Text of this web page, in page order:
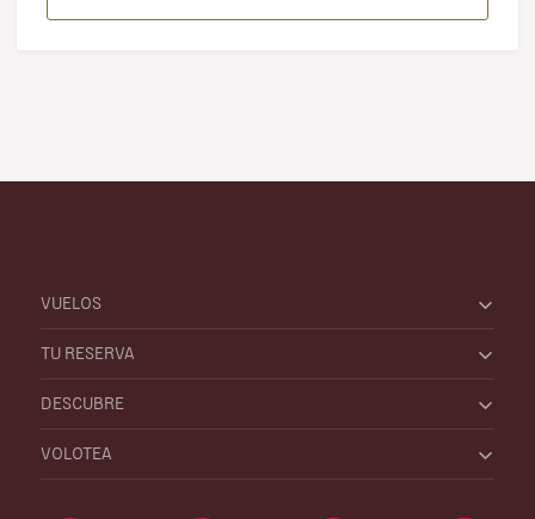
VUELOS
TU RESERVA
DESCUBRE
VOLOTEA